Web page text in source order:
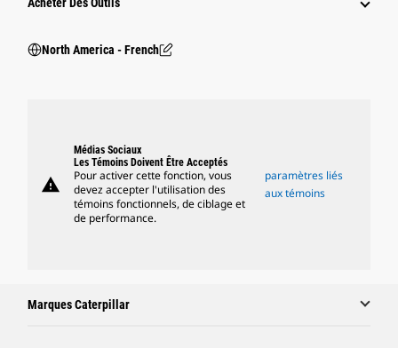
North America - French
warning
Médias Sociaux
Les Témoins Doivent Être Acceptés
Pour activer cette fonction, vous
devez accepter l'utilisation des
témoins fonctionnels, de ciblage et
de performance.
paramètres liés
aux témoins
Marques Caterpillar